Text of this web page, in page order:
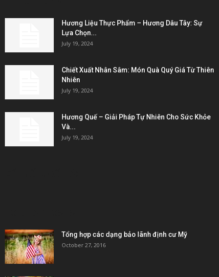
Hương Liệu Thực Phẩm – Hương Dâu Tây: Sự
Lựa Chọn...
July 19, 2024
Chiết Xuất Nhân Sâm: Món Quà Quý Giá Từ Thiên
Nhiên
July 19, 2024
Hương Quế – Giải Pháp Tự Nhiên Cho Sức Khỏe
Và...
July 19, 2024
Tổng hợp các dạng bảo lãnh định cư Mỹ
October 27, 2016